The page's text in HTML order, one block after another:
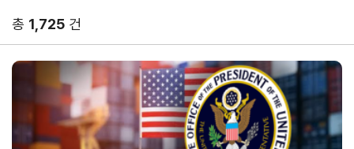
포토뉴스
입찰공고
해외시장동향
유관기관소식
원자재
시장
정보
총 1,725 건